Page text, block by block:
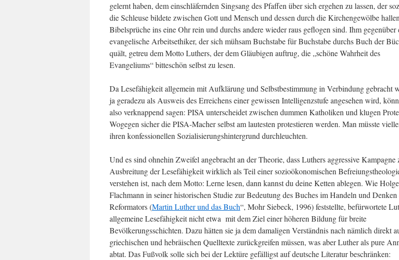
gelernt haben, dem einschläfernden Singsang des Pfaffen über sich ergehen zu lassen, der
die Schleuse bildete zwischen Gott und Mensch und dessen durch die Kirchengewölbe
Bibelsprüche ins eine Ohr rein und durchs andere wieder raus geflogen sind. Ihm gegenüber
evangelische Arbeitsethiker, der sich mühsam Buchstabe für Buchstabe durchs Buch der
quält, getreu dem Motto Luthers, der dem Gläubigen auftrug, die „schöne Wahrheit des
Evangeliums“ bitteschön selbst zu lesen.
Da Lesefähigkeit allgemein mit Aufklärung und Selbstbestimmung in Verbindung gebracht
ja geradezu als Ausweis des Erreichens einer gewissen Intelligenzstufe angesehen wird,
also verknappend sagen: PISA unterscheidet zwischen dummen Katholiken und klugen
Wogegen sicher die PISA-Macher selbst am lautesten protestieren werden. Man müsste
ihren konfessionellen Sozialisierungshintergrund durchleuchten.
Und es sind ohnehin Zweifel angebracht an der Theorie, dass Luthers aggressive Kampagne
Ausbreitung der Lesefähigkeit wirklich als Teil einer sozioökonomischen
verstehen ist, nach dem Motto: Lerne lesen, dann kannst du deine Ketten ablegen. Wie
Flachmann in seiner historischen Studie zur Bedeutung des Buches im Handeln und Denken
Reformators (Martin Luther und das Buch“, Mohr Siebeck, 1996) feststellte, befürwortete
allgemeine Lesefähigkeit nicht etwa mit dem Ziel einer höheren Bildung für breite
Bevölkerungsschichten. Dazu hätten sie ja dem damaligen Verständnis nach nämlich direkt
griechischen und hebräischen Quelltexte zurückgreifen müssen, was aber Luther als pure
abtat. Das Fußvolk solle sich bei der Lektüre gefälligst auf deutsche Líteratur beschränken: